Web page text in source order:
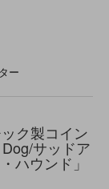
ー
ク製コイン
サッドア
ハウンド」